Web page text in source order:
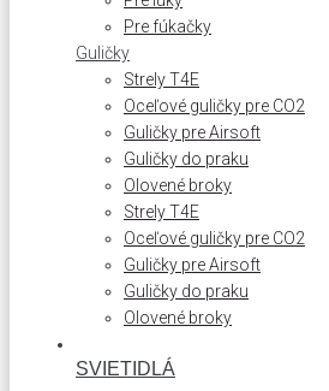
Pre fúkačky
Guličky
Strely T4E
Oceľové guličky pre CO2
Guličky pre Airsoft
Guličky do praku
Olovené broky
Strely T4E
Oceľové guličky pre CO2
Guličky pre Airsoft
Guličky do praku
Olovené broky
SVIETIDLÁ